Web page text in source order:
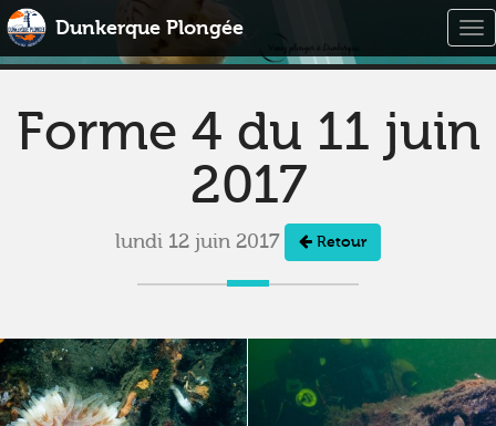
Dunkerque Plongée
Forme 4 du 11 juin
2017
lundi 12 juin 2017 Retour